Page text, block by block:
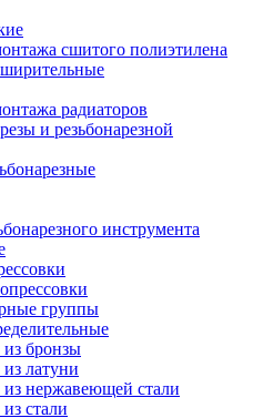
сшитого полиэтилена
радиаторов
и резьбонарезной
инструмента
группы
бронзы
латуни
нержавеющей стали
стали